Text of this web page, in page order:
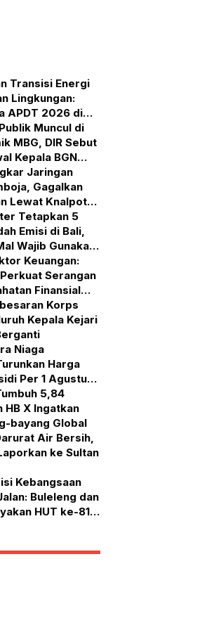
Transisi Energi
Lingkungan:
APDT 2026 di
Muncul di
MBG, DIR Sebut
Kepala BGN
Jaringan
Gagalkan
Lewat Knalpot
Tetapkan 5
Emisi di Bali,
Wajib Gunakan
Keuangan:
Serangan
Finansial
Korps
Kepala Kejari
Niaga
Harga
Per 1 Agustus
5,84
HB X Ingatkan
bayang Global
Air Bersih,
ke Sultan
Kebangsaan
Buleleng dan
HUT ke-81